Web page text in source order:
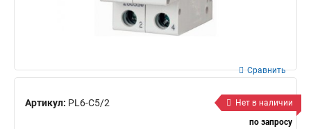
Артикул: PL6-C5/2
Сравнить
Нет в наличии
по запросу